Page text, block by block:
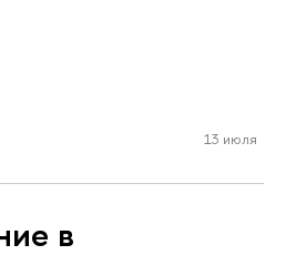
13 июля
в